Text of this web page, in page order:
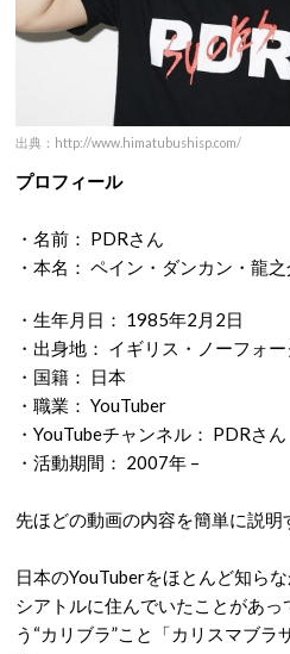
出典：http://www.himatubushisp.com/
プロフィール
・名前： PDRさん
・本名： ペイン・ダンカン・龍之
・生年月日： 1985年2月2日
・出身地： イギリス・ノーフォ
・国籍： 日本
・職業： YouTuber
・YouTubeチャンネル： PDRさん
・活動期間： 2007年 –
先ほどの動画の内容を簡単に説明
日本のYouTuberをほとんど知ら
シアトルに住んでいたことがあ
う“カリブラ”こと「カリスマブラ